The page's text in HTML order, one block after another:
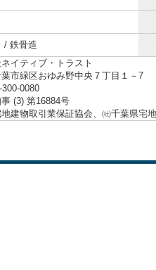
/ 鉄骨造
イティブ・トラスト
市緑区おゆみ野中央７丁目１－7
0080
(3) 第16884号
建物取引業保証協会、㈳千葉県宅